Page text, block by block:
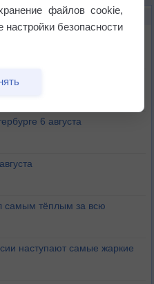
6 августа
6 августа
6 августа
самым тёплым за всю
наступают самые жаркие
файлов cookie,
безопасности